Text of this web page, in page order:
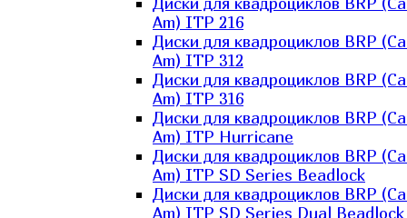
Am) ITP 216
Диски для квадроциклов BRP
Am) ITP 312
Диски для квадроциклов BRP
Am) ITP 316
Диски для квадроциклов BRP
Am) ITP Hurricane
Диски для квадроциклов BRP
Am) ITP SD Series Beadlock
Диски для квадроциклов BRP
Am) ITP SD Series Dual Beadlock